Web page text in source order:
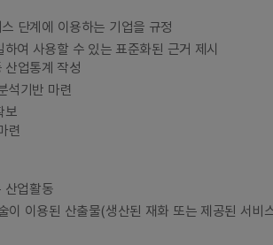
단계에 이용하는 기업을 규정
여 사용할 수 있는 표준화된 근거 제시
산업통계 작성
석기반 마련
보
련
산업활동
이용된 산출물(생산된 재화 또는 제공된 서비